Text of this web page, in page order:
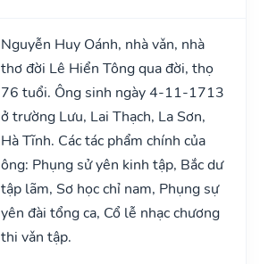
Nguyễn Huy Oánh, nhà vǎn, nhà
thơ đời Lê Hiển Tông qua đời, thọ
76 tuổi. Ông sinh ngày 4-11-1713
ở trường Lưu, Lai Thạch, La Sơn,
Hà Tĩnh. Các tác phẩm chính của
ông: Phụng sử yên kinh tập, Bắc dư
tập lãm, Sơ học chỉ nam, Phụng sự
yên đài tổng ca, Cổ lễ nhạc chương
thi vǎn tập.